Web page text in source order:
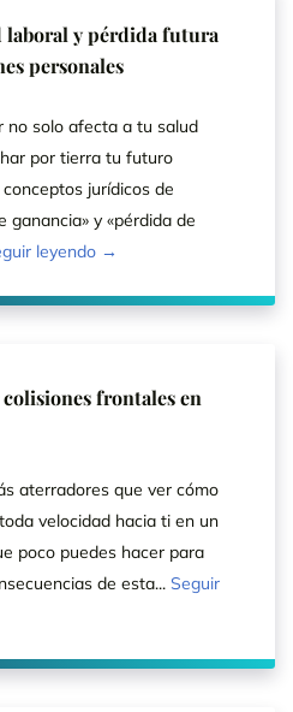
laboral y pérdida futura
personales
no solo afecta a tu salud
por tierra tu futuro
jurídicos de
ganancia» y «pérdida de
leyendo →
frontales en
aterradores que ver cómo
velocidad hacia ti en un
poco puedes hacer para
de esta... Seguir